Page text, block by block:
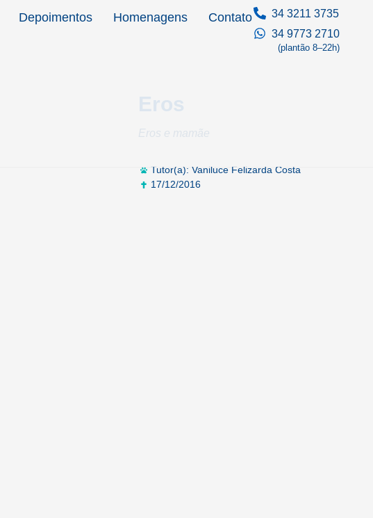
Depoimentos Homenagens Contato
34 3211 3735
34 9773 2710
(plantão 8–22h)
Eros
Eros e mamãe
Tutor(a): Vaniluce Felizarda Costa
17/12/2016